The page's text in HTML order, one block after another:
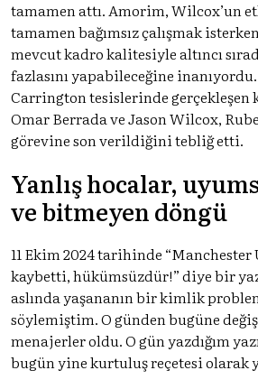
tamamen attı. Amorim, Wilcox’un
tamamen bağımsız çalışmak
mevcut kadro kalitesiyle altıncı
fazlasını yapabileceğine
Carrington tesislerinde gerçekleşen
Omar Berrada ve Jason Wilcox,
görevine son verildiğini tebliğ etti.
Yanlış hocalar,
ve bitmeyen döngü
11 Ekim 2024 tarihinde
kaybetti, hükümsüzdür!” diye bir
aslında yaşananın bir kimlik
söylemiştim. O günden bugüne
menajerler oldu. O gün yazdığım
bugün yine kurtuluş reçetesi olarak